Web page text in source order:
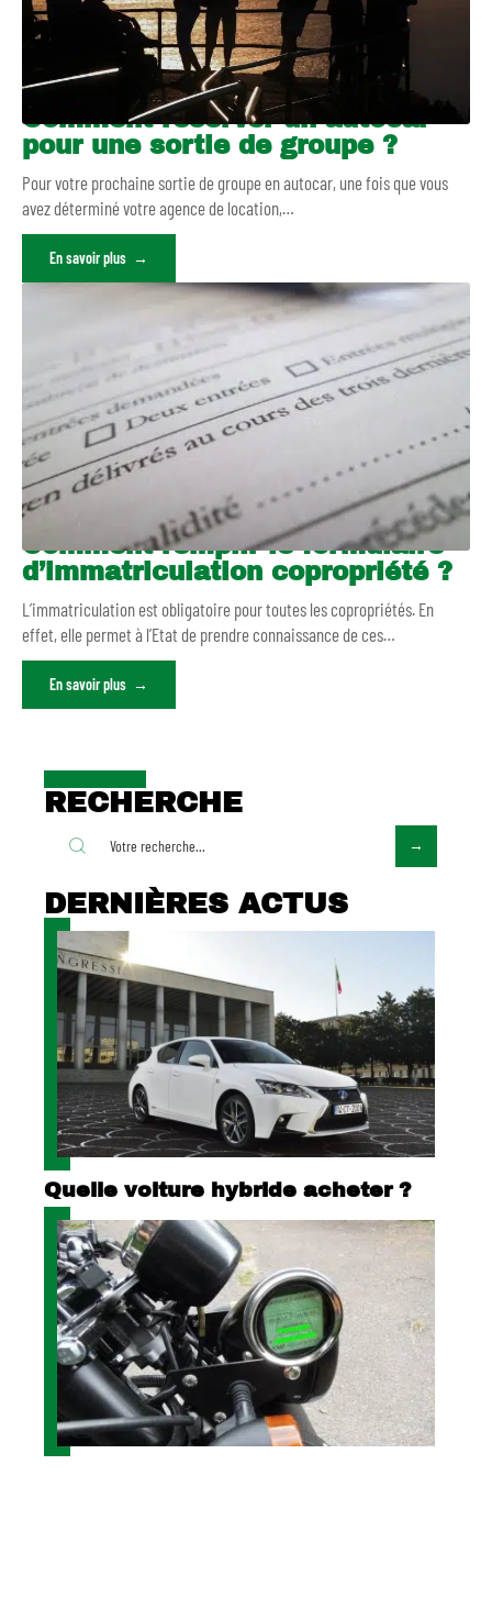
Comment réserver un autocar
pour une sortie de groupe ?
Pour votre prochaine sortie de groupe en autocar, une fois que vous
avez déterminé votre agence de location,…
En savoir plus
Comment remplir le formulaire
d’immatriculation copropriété ?
L’immatriculation est obligatoire pour toutes les copropriétés. En
effet, elle permet à l’Etat de prendre connaissance de ces…
En savoir plus
RECHERCHE
DERNIÈRES ACTUS
Quelle voiture hybride acheter ?